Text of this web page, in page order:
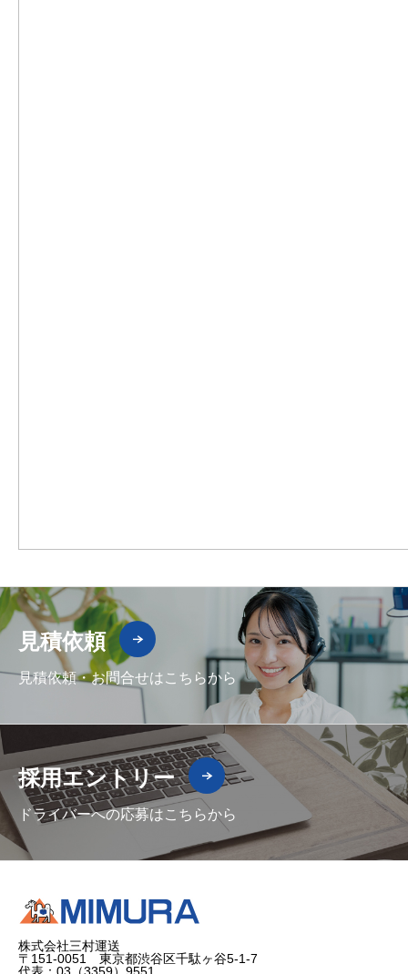
見積依頼
見積依頼・お問合せはこちらから
採用エントリー
ドライバーへの応募はこちらから
株式会社三村運送
〒151-0051 東京都渋谷区千駄ヶ谷5-1-7